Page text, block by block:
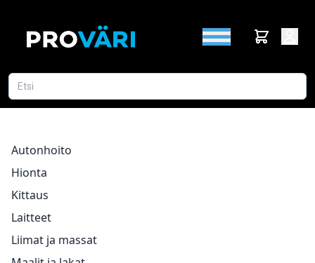
Autonhoito
Hionta
Kittaus
Laitteet
Liimat ja massat